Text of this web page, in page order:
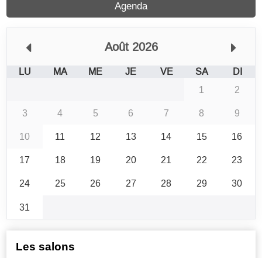
Agenda
Août 2026
LU MA ME JE VE SA
DI
1
2
3
4 5 6 7 8
9
10
11 12 13 14 15
16
17
18 19 20 21 22
23
24
25 26 27 28 29
30
31
Les salons